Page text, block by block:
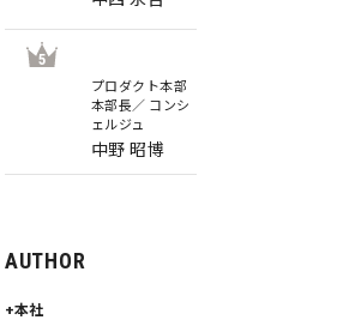
5
プロダクト本部
本部長／ コンシ
ェルジュ
中野 昭博
AUTHOR
本社